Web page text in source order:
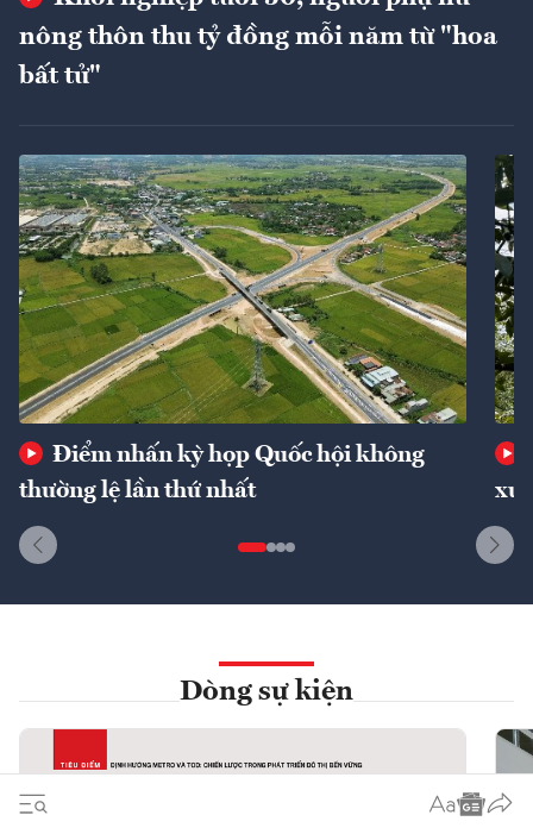
nông thôn thu tỷ đồng mỗi năm từ "hoa
bất tử"
Điểm nhấn kỳ họp Quốc hội không
thường lệ lần thứ nhất
Dòng sự kiện